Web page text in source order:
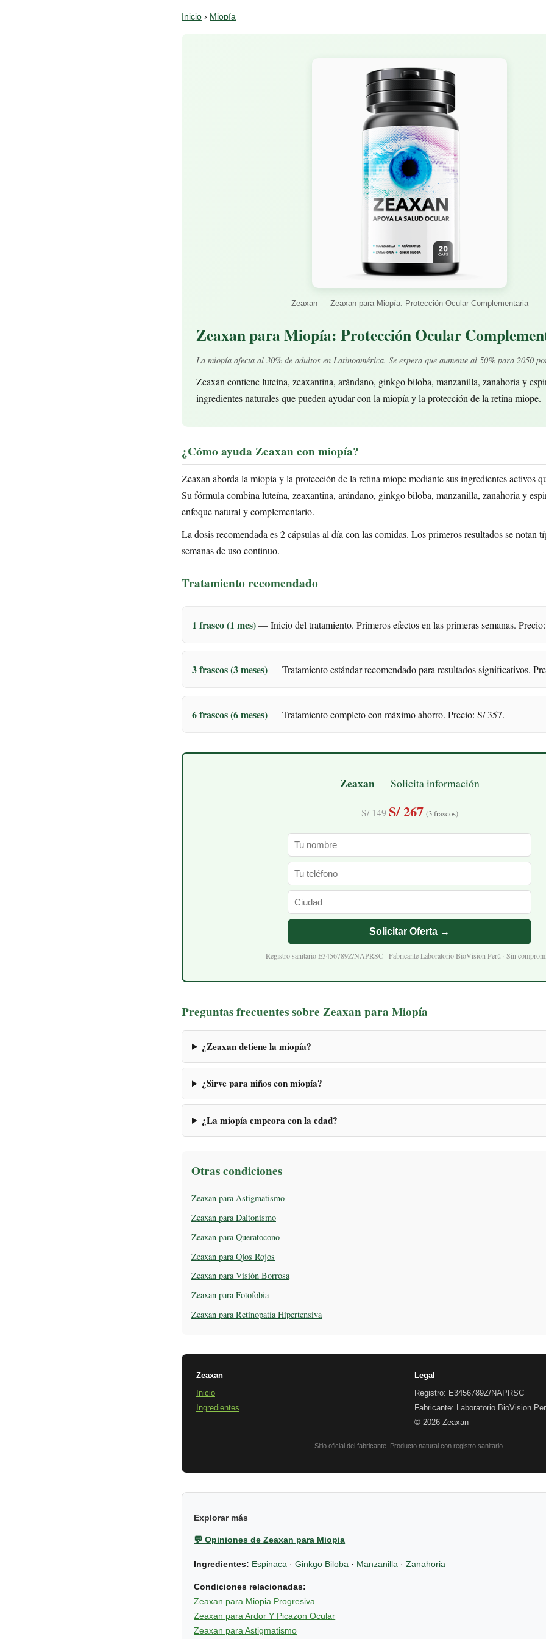
Inicio › Miopía
Zeaxan — Zeaxan para Miopía: Protección Ocular Complementaria
Zeaxan para Miopía: Protección Ocular
La miopía afecta al 30% de adultos en Latinoamérica. Se espera que aumente al 50% para 2050
Zeaxan contiene luteína, zeaxantina, arándano, ginkgo biloba, manzanilla, zanahoria y
ingredientes naturales que pueden ayudar con la miopía y la protección de la retina miope.
¿Cómo ayuda Zeaxan con miopía?
Zeaxan aborda la miopía y la protección de la retina miope mediante sus ingredientes activos
Su fórmula combina luteína, zeaxantina, arándano, ginkgo biloba, manzanilla, zanahoria y
enfoque natural y complementario.
La dosis recomendada es 2 cápsulas al día con las comidas. Los primeros resultados se notan
semanas de uso continuo.
Tratamiento recomendado
1 frasco (1 mes)— Inicio del tratamiento. Primeros efectos en las primeras semanas.
3 frascos (3 meses)— Tratamiento estándar recomendado para resultados significativos.
6 frascos (6 meses)— Tratamiento completo con máximo ahorro. Precio: S/ 357.
Zeaxan— Solicita información
S/ 149 S/ 267 (3 frascos)
Solicitar Oferta →
Registro sanitario E3456789Z/NAPRSC · Fabricante Laboratorio BioVision Perú · Sin
Preguntas frecuentes sobre Zeaxan para Miopía
¿Zeaxan detiene la miopía?
¿Sirve para niños con miopía?
¿La miopía empeora con la edad?
Otras condiciones
Zeaxan para Astigmatismo
Zeaxan para Daltonismo
Zeaxan para Queratocono
Zeaxan para Ojos Rojos
Zeaxan para Visión Borrosa
Zeaxan para Fotofobia
Zeaxan para Retinopatía Hipertensiva
Zeaxan
Inicio
Ingredientes
Legal
Registro: E3456789Z/NAPRSC
Fabricante: Laboratorio BioVision
© 2026 Zeaxan
Sitio oficial del fabricante. Producto natural con registro sanitario.
Explorar más
💬 Opiniones de Zeaxan para Miopia
Ingredientes: Espinaca ·Ginkgo Biloba · Manzanilla ·Zanahoria
Condiciones relacionadas:
Zeaxan para Miopia Progresiva
Zeaxan para Ardor Y Picazon Ocular
Zeaxan para Astigmatismo